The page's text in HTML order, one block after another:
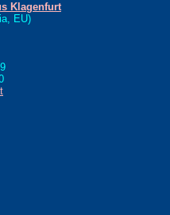
Klagenfurt
EU)
574919